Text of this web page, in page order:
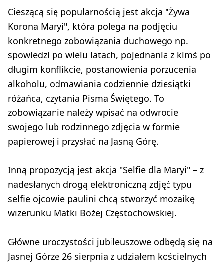
Cieszącą się popularnością jest akcja "Żywa
Korona Maryi", która polega na podjęciu
konkretnego zobowiązania duchowego np.
spowiedzi po wielu latach, pojednania z kimś po
długim konflikcie, postanowienia porzucenia
alkoholu, odmawiania codziennie dziesiątki
różańca, czytania Pisma Świętego. To
zobowiązanie należy wpisać na odwrocie
swojego lub rodzinnego zdjęcia w formie
papierowej i przysłać na Jasną Górę.
Inną propozycją jest akcja "Selfie dla Maryi" – z
nadesłanych drogą elektroniczną zdjęć typu
selfie ojcowie paulini chcą stworzyć mozaikę
wizerunku Matki Bożej Częstochowskiej.
Główne uroczystości jubileuszowe odbędą się na
Jasnej Górze 26 sierpnia z udziałem kościelnych